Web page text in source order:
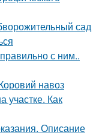
сад
с ним..
навоз
участке. Как
Описание